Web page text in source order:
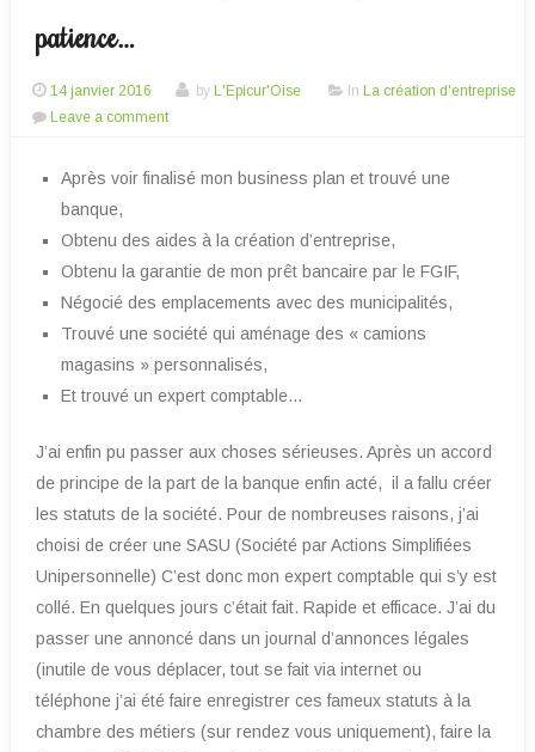
patience…
14 janvier 2016 by L'Epicur'Oise In La création d'entreprise
Leave a comment
Après voir finalisé mon business plan et trouvé une
banque,
Obtenu des aides à la création d’entreprise,
Obtenu la garantie de mon prêt bancaire par le FGIF,
Négocié des emplacements avec des municipalités,
Trouvé une société qui aménage des « camions
magasins » personnalisés,
Et trouvé un expert comptable…
J’ai enfin pu passer aux choses sérieuses. Après un accord
de principe de la part de la banque enfin acté, il a fallu créer
les statuts de la société. Pour de nombreuses raisons, j’ai
choisi de créer une SASU (Société par Actions Simplifiées
Unipersonnelle) C’est donc mon expert comptable qui s’y est
collé. En quelques jours c’était fait. Rapide et efficace. J’ai du
passer une annoncé dans un journal d’annonces légales
(inutile de vous déplacer, tout se fait via internet ou
téléphone j’ai été faire enregistrer ces fameux statuts à la
chambre des métiers (sur rendez vous uniquement), faire la